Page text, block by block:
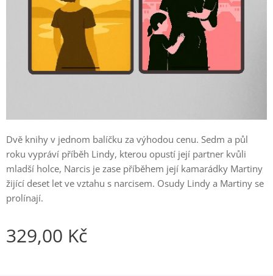
Dvě knihy v jednom balíčku za výhodou cenu. Sedm a půl
roku vypráví příběh Lindy, kterou opustí její partner kvůli
mladší holce, Narcis je zase příběhem její kamarádky Martiny
žijící deset let ve vztahu s narcisem. Osudy Lindy a Martiny se
prolínají.
329,00 Kč